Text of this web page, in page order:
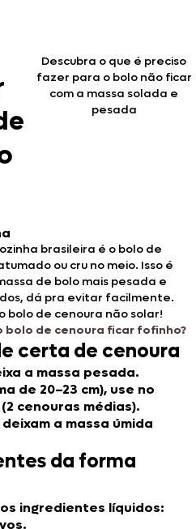
Descubra o que é preciso
fazer para o bolo não ficar
com a massa solada e
pesada
brasileira é o bolo de
ou cru no meio. Isso é
de bolo mais pesada e
dá pra evitar facilmente.
bolo de cenoura não solar!
bolo de cenoura ficar fofinho?
certa de cenoura
a massa pesada.
de 20–23 cm), use no
cenouras médias).
a massa úmida
da forma
ingredientes líquidos: